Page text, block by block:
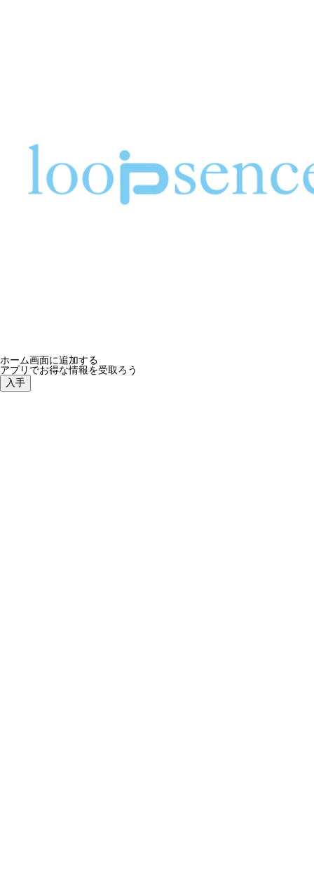
ホーム画面に追加する
アプリでお得な情報を受取ろう
入手